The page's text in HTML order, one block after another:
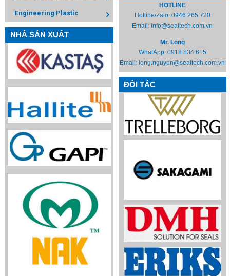
Engineering Plastic
NHÀ SẢN XUẤT
HOTLINE
Hotline/Zalo: 0946 265 720
Email:info@sealtech.com.vn
Mr. Long
WhatApp: 0918 834 615
Email: long.nguyen@sealtech.com.vn
ĐỐI TÁC